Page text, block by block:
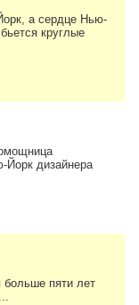
а сердце Нью-
круглые
Йорк дизайнера
пяти лет